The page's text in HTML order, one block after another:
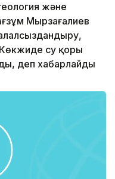
және
Мырзағалиев
су қоры
деп хабарлайды